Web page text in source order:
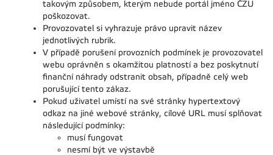
takovým způsobem, kterým nebude portál jméno ČZU
poškozovat.
Provozovatel si vyhrazuje právo upravit název
jednotlivých rubrik.
V případě porušení provozních podmínek je provozovatel
webu oprávněn s okamžitou platností a bez poskytnutí
finanční náhrady odstranit obsah, případně celý web
porušující tento zákaz.
Pokud uživatel umístí na své stránky hypertextový
odkaz na jiné webové stránky, cílové URL musí splňovat
následující podmínky:
musí fungovat
nesmí být ve výstavbě